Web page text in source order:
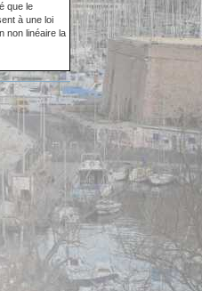
que le
à une loi
non linéaire la